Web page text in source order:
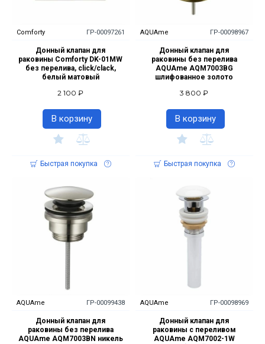
Comforty ГР-00097261
Донный клапан для
раковины Comforty DK-01MW
без перелива, click/clack,
белый матовый
2 100 ₽
В корзину
Быстрая покупка
AQUAme ГР-00098967
Донный клапан для
раковины без перелива
AQUAme AQM7003BG
шлифованное золото
3 800 ₽
В корзину
Быстрая покупка
AQUAme ГР-00099438
Донный клапан для
раковины без перелива
AQUAme AQM7003BN никель
AQUAme ГР-00098969
Донный клапан для
раковины с переливом
AQUAme AQM7002-1W